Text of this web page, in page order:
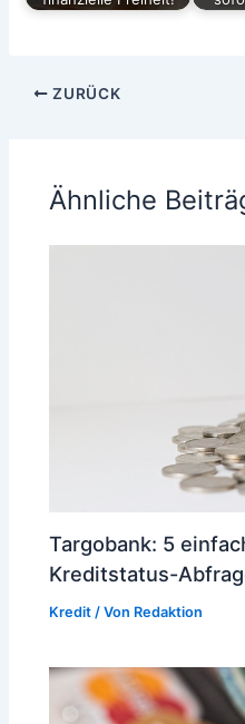
ZURÜCK
Ähnliche
Targobank: 5
Kreditstatus-
Kredit / Von Redaktion